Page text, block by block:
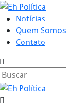
Notícias
Quem Somos
Contato